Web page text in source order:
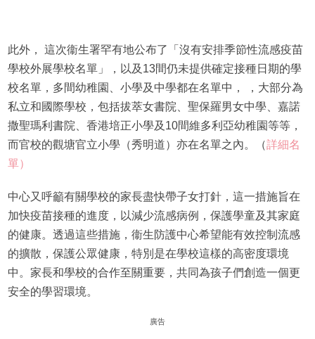
此外， 這次衞生署罕有地公布了「沒有安排季節性流感疫苗
學校外展學校名單」，以及13間仍未提供確定接種日期的學
校名單，多間幼稚園、小學及中學都在名單中， ，大部分為
私立和國際學校，包括拔萃女書院、聖保羅男女中學、嘉諾
撒聖瑪利書院、香港培正小學及10間維多利亞幼稚園等等，
而官校的觀塘官立小學（秀明道）亦在名單之內。（詳細名
單）
中心又呼籲有關學校的家長盡快帶子女打針，這一措施旨在
加快疫苗接種的進度，以減少流感病例，保護學童及其家庭
的健康。透過這些措施，衞生防護中心希望能有效控制流感
的擴散，保護公眾健康，特別是在學校這樣的高密度環境
中。家長和學校的合作至關重要，共同為孩子們創造一個更
安全的學習環境。
廣告